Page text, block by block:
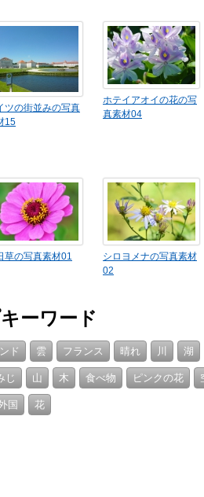
ツの街並みの写真
15
ホテイアオイの花の写
真素材04
草の写真素材01
シロヨメナの写真素材
02
ーワード
ド 雲 フランス 晴れ 川 湖
じ 山 木 食べ物 ピンクの花
国 花